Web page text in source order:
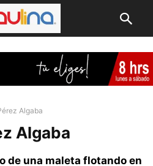
Algaba
Algaba
de una maleta flotando en